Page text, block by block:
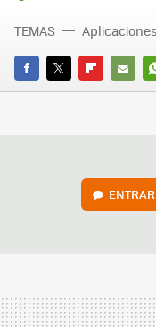
FACEBOOK
TWITTERFLIPBOARD
E-
TEMAS Aplicaciones